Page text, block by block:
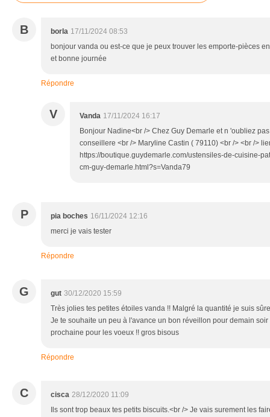
B borla 17/11/2024 08:53
bonjour vanda ou est-ce que je peux trouver les emporte-pièces
et bonne journée
Répondre
V Vanda 17/11/2024 16:17
Bonjour Nadine<br /> Chez Guy Demarle et n 'oubliez
conseillere <br /> Maryline Castin ( 79110) <br /> <br />
https://boutique.guydemarle.com/ustensiles-de-cuisine-
cm-guy-demarle.html?s=Vanda79
P pia boches 16/11/2024 12:16
merci je vais tester
Répondre
G gut 30/12/2020 15:59
Très jolies tes petites étoiles vanda !! Malgré la quantité je suis
Je te souhaite un peu à l'avance un bon réveillon pour demain
prochaine pour les voeux !! gros bisous
Répondre
C cisca 28/12/2020 11:09
Ils sont trop beaux tes petits biscuits.<br /> Je vais surement les